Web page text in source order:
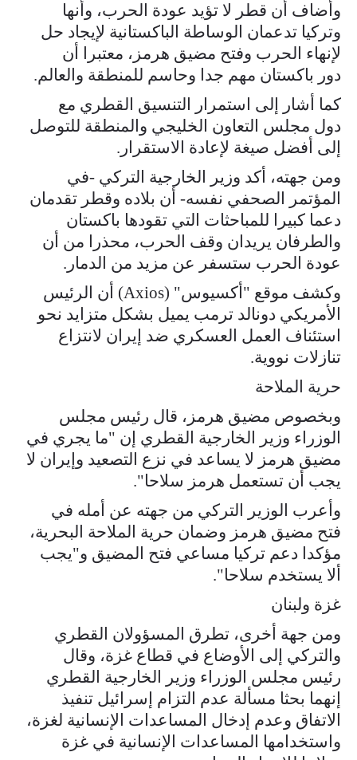
وأضاف أن قطر لا تؤيد عودة الحرب، وأنها
وتركيا تدعمان الوساطة الباكستانية لإيجاد حل
لإنهاء الحرب وفتح مضيق هرمز، معتبرا أن
دور باكستان مهم جدا وحاسم للمنطقة والعالم.
كما أشار إلى استمرار التنسيق القطري مع
دول مجلس التعاون الخليجي والمنطقة للتوصل
إلى أفضل صيغة لإعادة الاستقرار.
ومن جهته، أكد وزير الخارجية التركي -في
المؤتمر الصحفي نفسه- أن بلاده وقطر تقدمان
دعما كبيرا للمباحثات التي تقودها باكستان
والطرفان يريدان وقف الحرب، محذرا من أن
عودة الحرب ستسفر عن مزيد من الدمار.
وكشف موقع "أكسيوس" (Axios) أن الرئيس
الأمريكي دونالد ترمب يميل بشكل متزايد نحو
استئناف العمل العسكري ضد إيران لانتزاع
تنازلات نووية.
حرية الملاحة
وبخصوص مضيق هرمز، قال رئيس مجلس
الوزراء وزير الخارجية القطري إن "ما يجري في
مضيق هرمز لا يساعد في نزع التصعيد وإيران لا
يجب أن تستعمل هرمز سلاحا".
وأعرب الوزير التركي من جهته عن أمله في
فتح مضيق هرمز وضمان حرية الملاحة البحرية،
مؤكدا دعم تركيا مساعي فتح المضيق و"يجب
ألا يستخدم سلاحا".
غزة ولبنان
ومن جهة أخرى، تطرق المسؤولان القطري
والتركي إلى الأوضاع في قطاع غزة، وقال
رئيس مجلس الوزراء وزير الخارجية القطري
إنهما بحثا مسألة عدم التزام إسرائيل تنفيذ
الاتفاق وعدم إدخال المساعدات الإنسانية لغزة،
واستخدامها المساعدات الإنسانية في غزة